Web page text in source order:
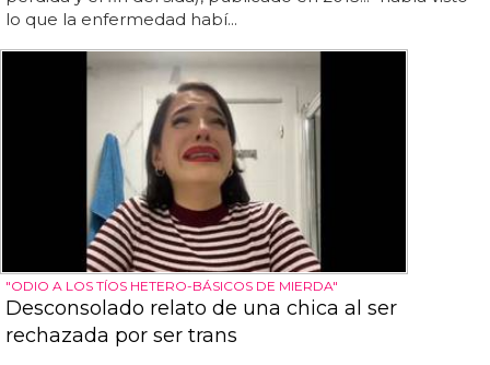
lo que la enfermedad habí...
"ODIO A LOS TÍOS HETERO-BÁSICOS DE MIERDA"
Desconsolado relato de una chica al ser
rechazada por ser trans